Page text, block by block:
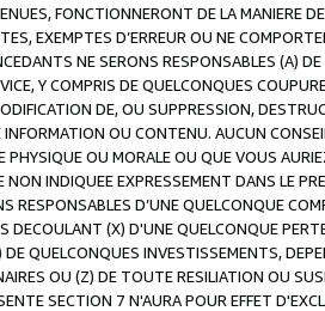
FONCTIONNERONT DE LA MANIERE
EXEMPTES D’ERREUR OU NE
NE SERONS RESPONSABLES (A)
Y COMPRIS DE QUELCONQUES
DE, OU SUPPRESSION,
OU CONTENU. AUCUN
OU MORALE OU QUE VOUS
INDIQUEE EXPRESSEMENT DANS LE
RESPONSABLES D’UNE QUELCONQUE
DECOULANT (X) D'UNE QUELCONQUE
DE QUELCONQUES INVESTISSEMENTS,
OU (Z) DE TOUTE RESILIATION OU
SECTION 7 N'AURA POUR EFFET